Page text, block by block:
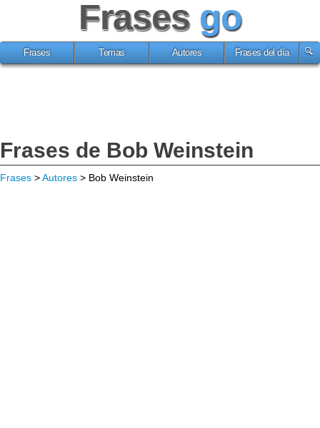
Frases go
Frases Temas Autores Frases del día
Frases de Bob Weinstein
Frases >Autores > Bob Weinstein